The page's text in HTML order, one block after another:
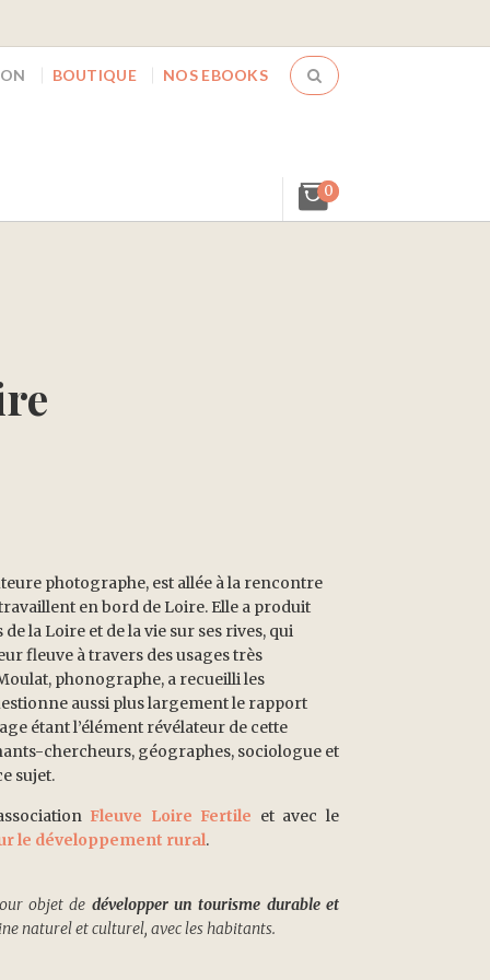
BOUTIQUE NOS EBOOKS
0
photographe, est allée à la rencontre
en bord de Loire. Elle a produit
la Loire et de la vie sur ses rives, qui
fleuve à travers des usages très
phonographe, a recueilli les
aussi plus largement le rapport
étant l’élément révélateur de cette
chercheurs, géographes, sociologue et
sujet.
Fleuve Loire Fertile et avec le
le développement rural.
objet de développer un tourisme durable et
naturel et culturel, avec les habitants.